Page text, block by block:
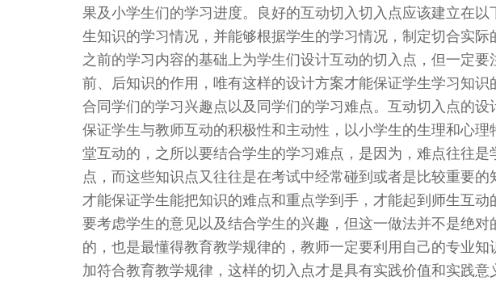
果及小学生们的学习进度。良好的互动切入切入点应该建立在
生知识的学习情况，并能够根据学生的学习情况，制定切合实
之前的学习内容的基础上为学生们设计互动的切入点，但一定
前、后知识的作用，唯有这样的设计方案才能保证学生学习知
合同学们的学习兴趣点以及同学们的学习难点。互动切入点的
保证学生与教师互动的积极性和主动性，以小学生的生理和心
堂互动的，之所以要结合学生的学习难点，是因为，难点往往
点，而这些知识点又往往是在考试中经常碰到或者是比较重要
才能保证学生能把知识的难点和重点学到手，才能起到师生互
要考虑学生的意见以及结合学生的兴趣，但这一做法并不是绝
的，也是最懂得教育教学规律的，教师一定要利用自己的专业
加符合教育教学规律，这样的切入点才是具有实践价值和实践意